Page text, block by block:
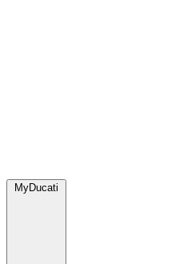
MyDucati